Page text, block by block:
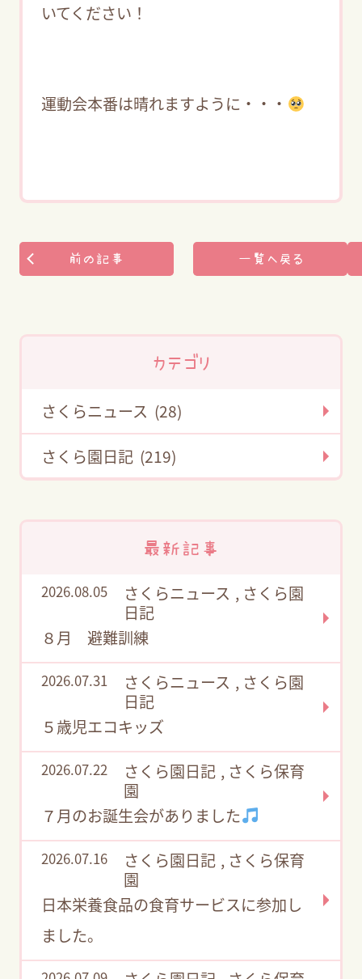
いてください！
運動会本番は晴れますように・・・
前の記事 一覧へ戻る
カテゴリ
さくらニュース (28)
さくら園日記 (219)
最新記事
2026.08.05 さくらニュース , さくら園
日記
８月 避難訓練
2026.07.31 さくらニュース , さくら園
日記
５歳児エコキッズ
2026.07.22 さくら園日記 , さくら保育
園
７月のお誕生会がありました
2026.07.16 さくら園日記 , さくら保育
園
日本栄養食品の食育サービスに参加し
ました。